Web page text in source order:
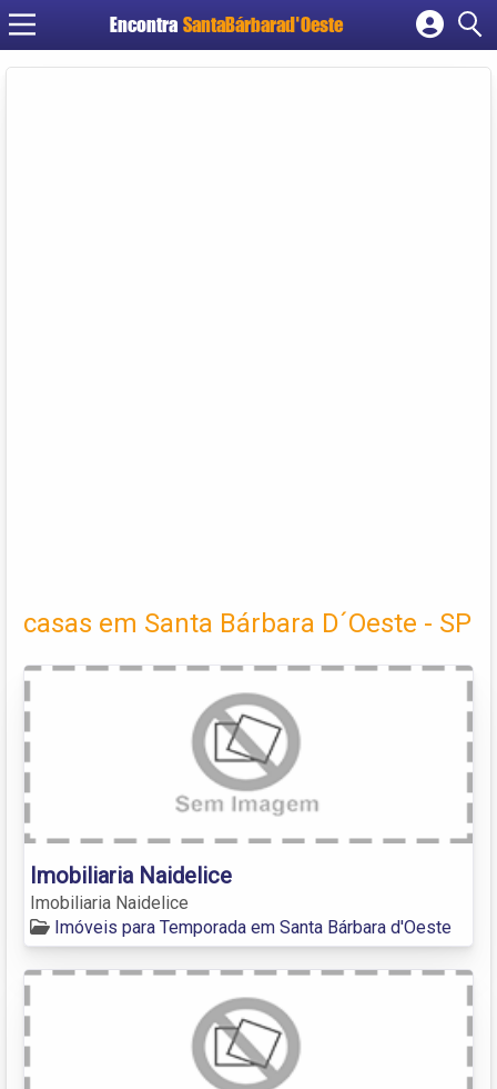
Encontra SantaBárbarad'Oeste
Cadastrar empresa
casas em Santa Bárbara D´Oeste - SP
Imobiliaria Naidelice
Imobiliaria Naidelice
Imóveis para Temporada em Santa Bárbara d'Oeste